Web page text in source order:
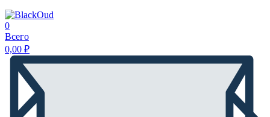
0
Всего
0,00 ₽